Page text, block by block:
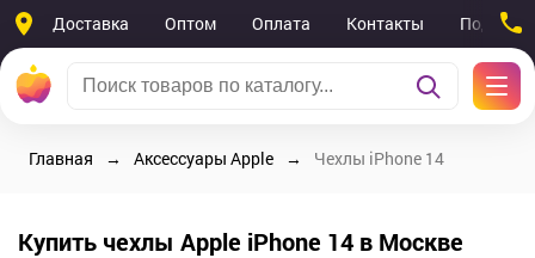
Доставка Оптом Оплата Контакты
Главная Аксессуары Apple Чехлы iPhone 14
Купить чехлы Apple iPhone 14 в Москве